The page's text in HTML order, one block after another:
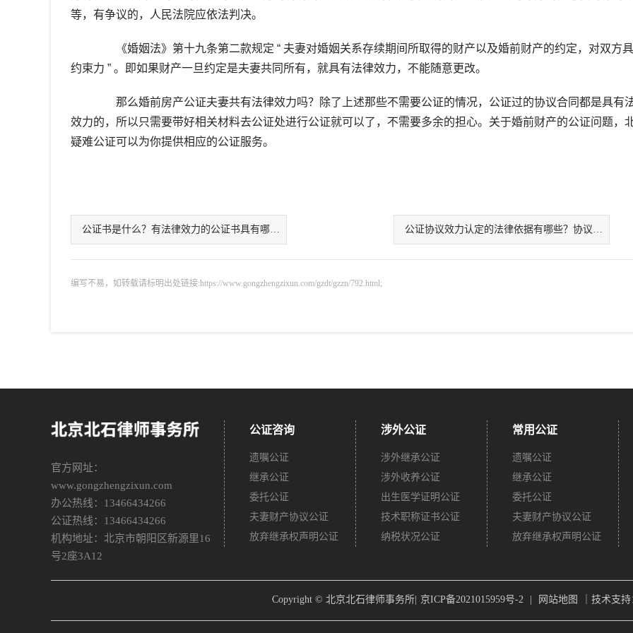
等，有争议的，人民法院应依法判决。
《婚姻法》第十九条第二款规定 “ 夫妻对婚姻关系存续期间所取得的财产以及婚前财产的约定，对双方
约束力 ” 。即如果财产一旦约定是夫妻共同所有，就具有法律效力，不能随意更改。
那么婚前房产公证夫妻共有法律效力吗？除了上述那些不需要公证的情况，公证过的协议合同都是具有
效力的，所以只需要带好相关材料去公证处进行公证就可以了，不需要多余的担心。关于婚前财产的公证问题，
疑难公证可以为你提供相应的公证服务。
公证书是什么？有法律效力的公证书具有哪些法律效力？ 公证协议效力认定的法律依据有哪些？协议有哪些法律效力？
编写不易，如转载请标明出处链接:https://www.gongzhengzixun.com/gzdt/gzzn/792.html;
官方网址：
www.gongzhengzixun.com
办公热线：13466434266
公证热线：13466434266
机构地址：北京市朝阳区新源里16
号2座3A12
公证咨询
遗嘱公证
继承公证
委托公证
夫妻财产协议公证
放弃继承权声明公证
涉外公证
涉外继承公证
涉外收养公证
出生医学证明公证
技术职称证书公证
纳税状况公证
常用公证
遗嘱公证
继承公证
委托公证
夫妻财产协议公证
放弃继承权声明公证
Copyright © 北京北石律师事务所| 京ICP备2021015959号-2 网站地图 ｜技术支持